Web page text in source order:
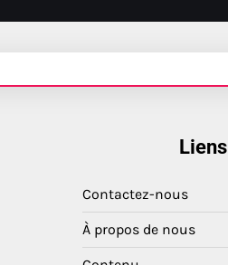
Liens
Contactez-nous
À propos de nous